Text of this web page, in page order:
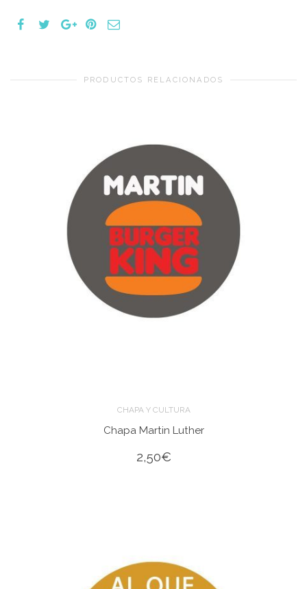
PRODUCTOS RELACIONADOS
CHAPA Y CULTURA
Chapa Martin Luther
2,50€